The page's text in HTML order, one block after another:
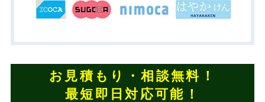
お見積もり・相談無料！
最短即日対応可能！